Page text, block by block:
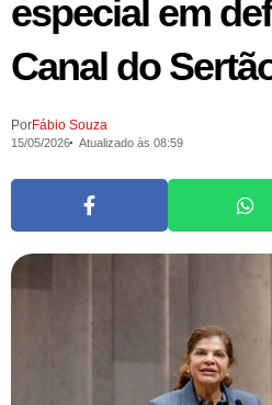
especial em
Canal do
PorFábio Souza
15/05/2026 Atualizado às 08:59